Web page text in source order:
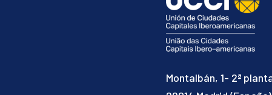
Montalbán, 1- 2ª